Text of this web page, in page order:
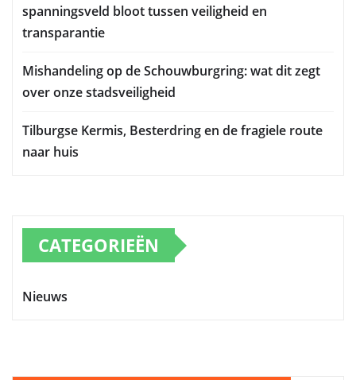
spanningsveld bloot tussen veiligheid en
transparantie
Mishandeling op de Schouwburgring: wat dit zegt
over onze stadsveiligheid
Tilburgse Kermis, Besterdring en de fragiele route
naar huis
CATEGORIEËN
Nieuws